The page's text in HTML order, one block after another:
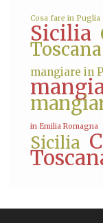
Cosa fare in Puglia
Sicilia
Toscana
mangiare in
in Emilia Romagna
Sicilia